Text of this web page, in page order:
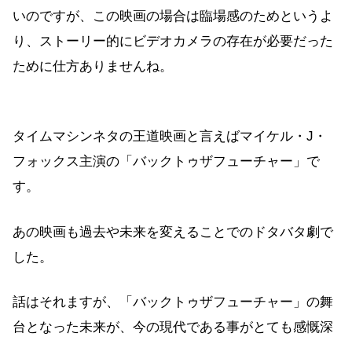
いのですが、この映画の場合は臨場感のためというよ
り、ストーリー的にビデオカメラの存在が必要だった
ために仕方ありませんね。
タイムマシンネタの王道映画と言えばマイケル・J・
フォックス主演の「バックトゥザフューチャー」で
す。
あの映画も過去や未来を変えることでのドタバタ劇で
した。
話はそれますが、「バックトゥザフューチャー」の舞
台となった未来が、今の現代である事がとても感慨深